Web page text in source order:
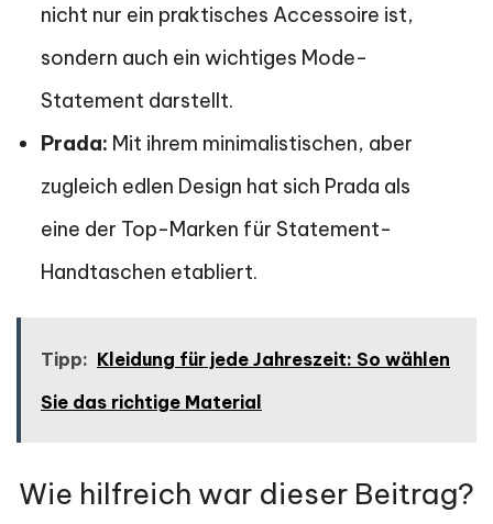
nicht nur ein praktisches Accessoire ist,
sondern auch ein wichtiges Mode-
Statement darstellt.
Prada: Mit ihrem minimalistischen, aber
zugleich edlen Design hat sich Prada als
eine der Top-Marken für Statement-
Handtaschen etabliert.
Tipp: Kleidung für jede Jahreszeit: So wählen
Sie das richtige Material
Wie hilfreich war dieser Beitrag?